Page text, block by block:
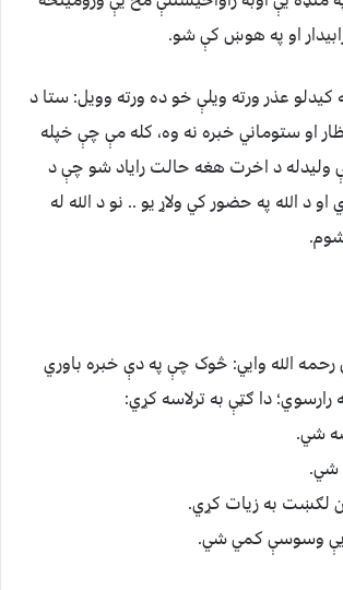
او په هوښ کې شو.
کیدلو عذر ورته ویلې خو ده ورته وویل: ستا د
او ستوماني خبره نه وه، کله مې چې خپله
ولیدله د اخرت هغه حالت رایاد شو چې د
د الله په حضور کي ولاړ یو .. نو د الله له
رحمه الله وایي: څوک چې په دې خبره باوري
دا ګټې به ترلاسه کړي:
شي.
شي.
لګښت به زیات کړي.
یې وسوسې کمي شي.